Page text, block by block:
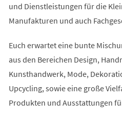
und Dienstleistungen für die
Manufakturen und auch
Euch erwartet eine bunte
aus den Bereichen Design,
Kunsthandwerk, Mode,
Upcycling, sowie eine große
Produkten und Ausstattungen